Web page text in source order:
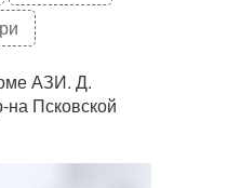
АЗИ. Д.
Псковской